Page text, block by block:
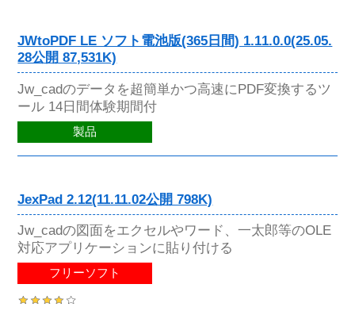
JWtoPDF LE ソフト電池版(365日間) 1.11.0.0(25.05.
28公開 87,531K)
Jw_cadのデータを超簡単かつ高速にPDF変換するツ
ール 14日間体験期間付
製品
JexPad 2.12(11.11.02公開 798K)
Jw_cadの図面をエクセルやワード、一太郎等のOLE
対応アプリケーションに貼り付ける
フリーソフト